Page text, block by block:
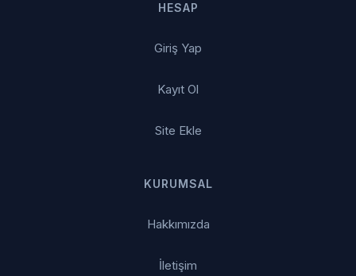
HESAP
Giriş Yap
Kayıt Ol
Site Ekle
KURUMSAL
Hakkımızda
İletişim